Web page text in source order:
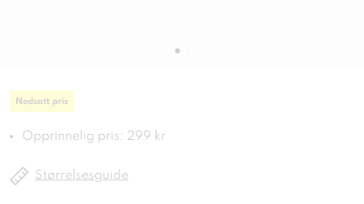
Nedsatt pris
Opprinnelig pris: 299 kr
Størrelsesguide